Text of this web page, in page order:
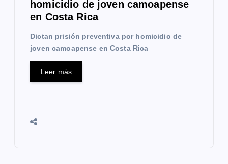
homicidio de joven camoapense
en Costa Rica
Dictan prisión preventiva por homicidio de
joven camoapense en Costa Rica
Leer más